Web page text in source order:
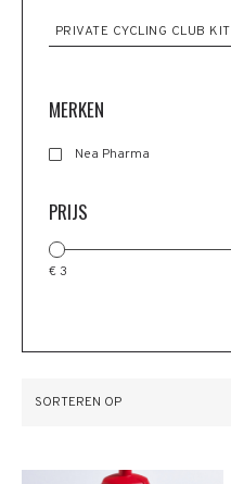
PRIVATE CYCLING CLUB KIT
MERKEN
Nea Pharma
PRIJS
€ 3
SORTEREN OP